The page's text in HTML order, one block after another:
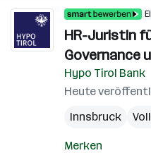
HR-JuristIn
Governance
Hypo Tirol Bank
Heute
Innsbruck
Merken